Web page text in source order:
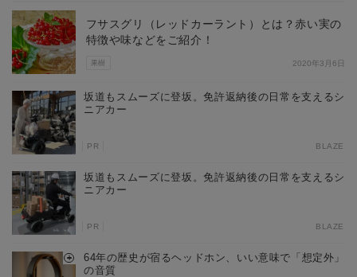
果樹
フサスグリ（レッドカーラント）とは？赤い実の
特徴や味などをご紹介！
2020年3月6日
坂道もスムーズに登坂。免許返納後の日常を支えるシ
ニアカー
PR BLAZE
坂道もスムーズに登坂。免許返納後の日常を支えるシ
ニアカー
PR BLAZE
64年の歴史が宿るヘッドホン、いい意味で「想定外」
の音質